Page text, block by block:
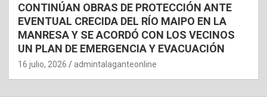
CONTINÚAN OBRAS DE PROTECCIÓN ANTE
EVENTUAL CRECIDA DEL RÍO MAIPO EN LA
MANRESA Y SE ACORDÓ CON LOS VECINOS
UN PLAN DE EMERGENCIA Y EVACUACIÓN
16 julio, 2026 admintalaganteonline